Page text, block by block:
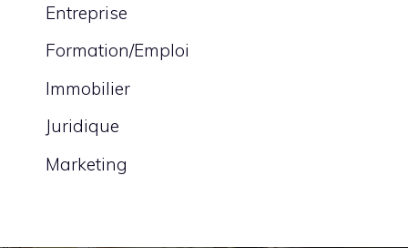
Entreprise
Formation/Emploi
Immobilier
Juridique
Marketing